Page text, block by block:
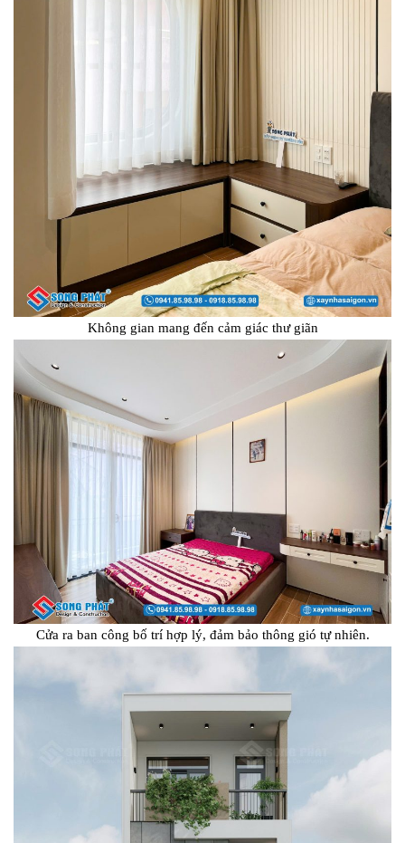
Không gian mang đến cảm giác thư giãn
Cửa ra ban công bố trí hợp lý, đảm bảo thông gió tự nhiên.